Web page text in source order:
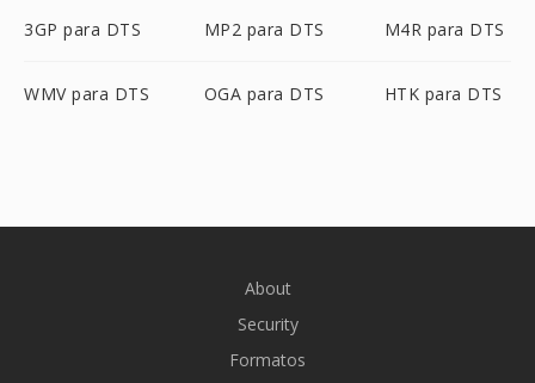
3GP para DTS MP2 para DTS M4R para DTS
WMV para DTS OGA para DTS HTK para DTS
About
Security
Formatos